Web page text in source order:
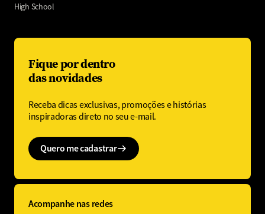
High School
Fique por dentro
das novidades
Receba dicas exclusivas, promoções e histórias
inspiradoras direto no seu e-mail.
Quero me cadastrar
Acompanhe nas redes